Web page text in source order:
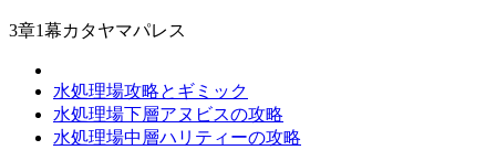
3章1幕カタヤマパレス
水処理場攻略とギミック
水処理場下層アヌビスの攻略
水処理場中層ハリティーの攻略